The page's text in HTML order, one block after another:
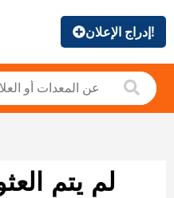
إدراج الإعلان!
لم يتم